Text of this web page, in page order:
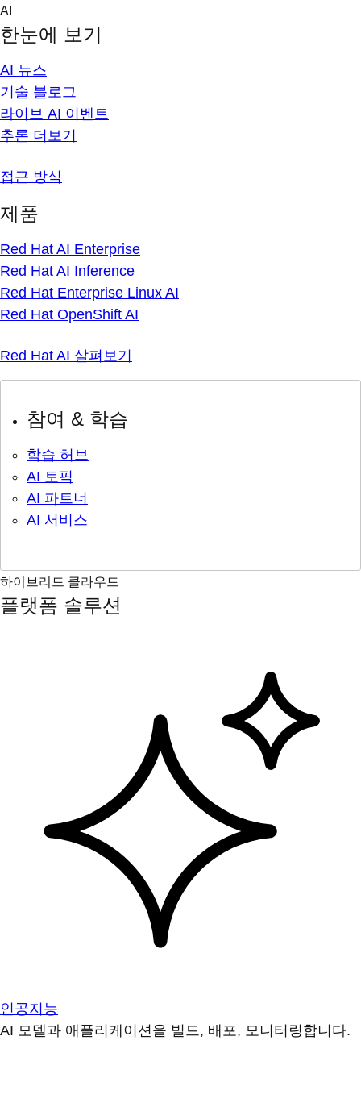
Skip
content
AI
한눈에 보기
AI 뉴스
기술 블로그
라이브 AI 이벤트
추론 더보기
접근 방식
제품
Red Hat AI Enterprise
Red Hat AI Inference
Red Hat Enterprise Linux AI
Red Hat OpenShift AI
Red Hat AI 살펴보기
참여 & 학습
학습 허브
AI 토픽
AI 파트너
AI 서비스
하이브리드 클라우드
플랫폼 솔루션
인공지능
AI 모델과 애플리케이션을 빌드, 배포, 모니터링합니다.